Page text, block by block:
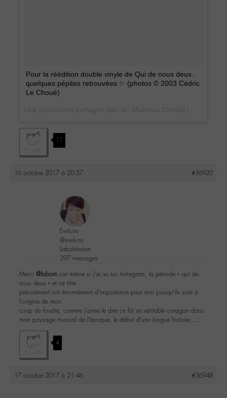
Pour la réédition double vinyle de Qui de nous deux..
quelques pépites retrouvées ✨ (photos © 2003 Cédric
Le Choué)
11
16 octobre 2017 à 20:57 #36920
Evelyne
@evelyne
Labohémien
397 messages
Merci @labom car même si j’ai vu sur Instagram, la période « qui de
nous deux » et ce titre
précisément ont énormément d’importance pour moi puisqu’ils sont à
l’origine de mon
coup de foudre, comme j’aime le dire ce fût un véritable ouragan dans
mon paysage musical de l’époque, le début d’une longue histoire…..
4
17 octobre 2017 à 21:46 #36948